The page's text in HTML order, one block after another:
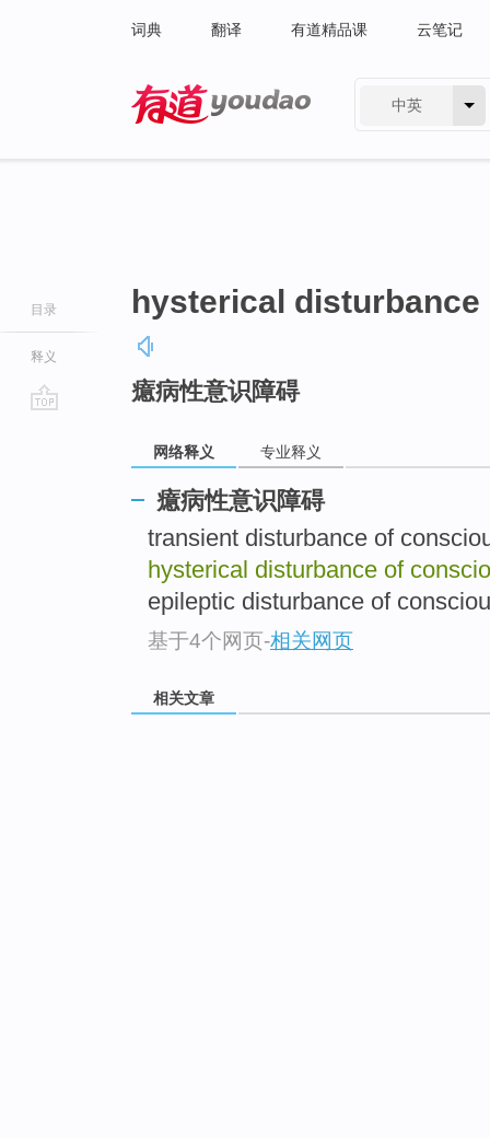
词典 翻译 有道精品课 云笔记
中英
目录
释义
hysterical
癔病性意识障碍
网络释义 专业释义
癔病性意识障碍
transient disturbance of
hysterical disturbance of
epileptic disturbance of
基于4个网页-相关网页
相关文章